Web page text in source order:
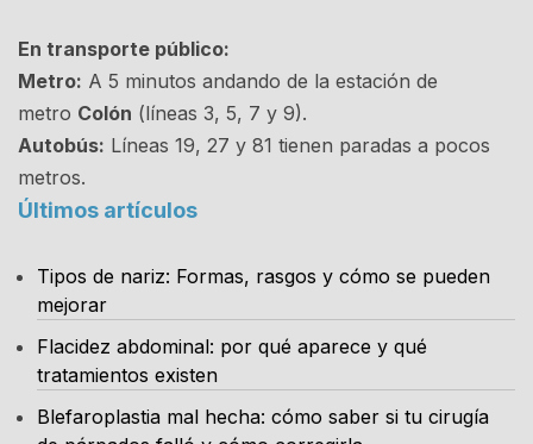
En transporte público:
Metro: A 5 minutos andando de la estación de
metro Colón (líneas 3, 5, 7 y 9).
Autobús: Líneas 19, 27 y 81 tienen paradas a pocos
metros.
Últimos artículos
Tipos de nariz: Formas, rasgos y cómo se pueden
mejorar
Flacidez abdominal: por qué aparece y qué
tratamientos existen
Blefaroplastia mal hecha: cómo saber si tu cirugía